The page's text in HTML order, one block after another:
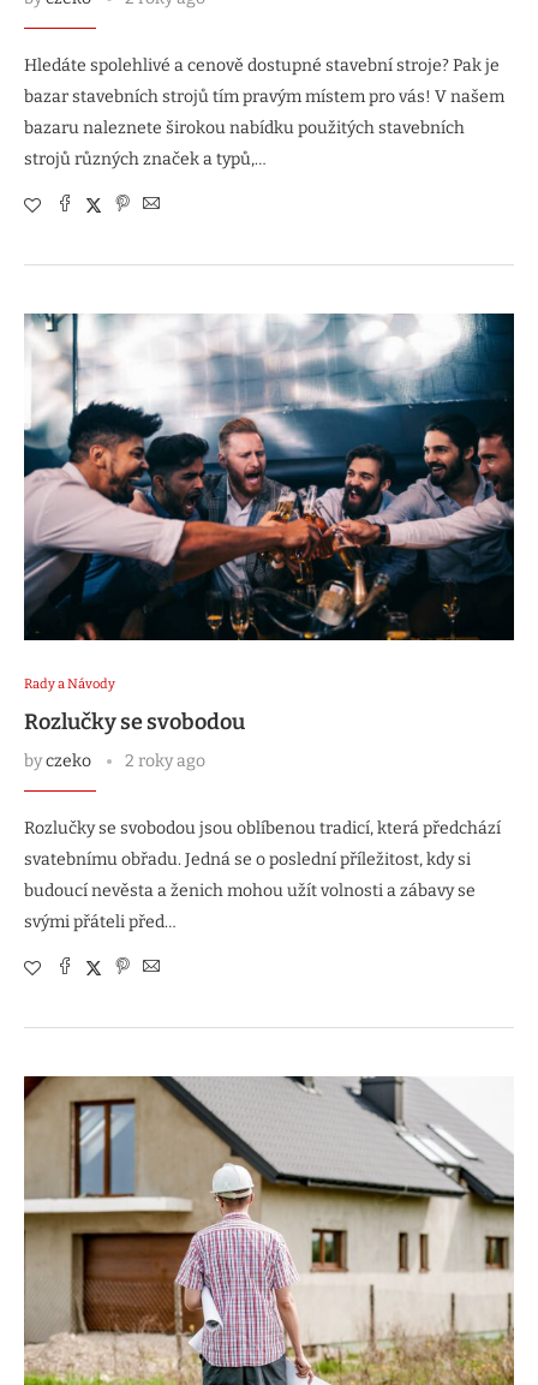
Hledáte spolehlivé a cenově dostupné stavební stroje? Pak je
bazar stavebních strojů tím pravým místem pro vás! V našem
bazaru naleznete širokou nabídku použitých stavebních
strojů různých značek a typů,…
Rady a Návody
Rozlučky se svobodou
byczeko 2 roky ago
Rozlučky se svobodou jsou oblíbenou tradicí, která předchází
svatebnímu obřadu. Jedná se o poslední příležitost, kdy si
budoucí nevěsta a ženich mohou užít volnosti a zábavy se
svými přáteli před…